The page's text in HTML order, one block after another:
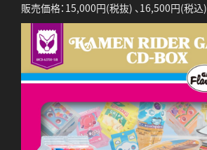
販売価格：15,000円(税抜) 、16,500円(税込)